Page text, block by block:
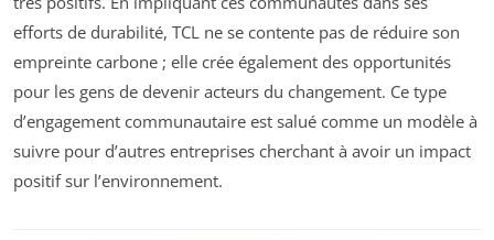
efforts de durabilité, TCL ne se contente pas de réduire son
empreinte carbone ; elle crée également des opportunités
pour les gens de devenir acteurs du changement. Ce type
d’engagement communautaire est salué comme un modèle à
suivre pour d’autres entreprises cherchant à avoir un impact
positif sur l’environnement.